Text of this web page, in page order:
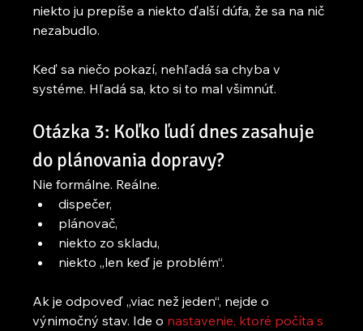
niekto ju prepíše a niekto ďalší dúfa, že sa na nič
nezabudlo.
Keď sa niečo pokazí, nehľadá sa chyba v
systéme. Hľadá sa, kto si to mal všimnúť.
Otázka 3: Koľko ľudí dnes zasahuje
do plánovania dopravy?
Nie formálne. Reálne.
dispečer,
plánovač,
niekto zo skladu,
niekto „len keď je problém“.
Ak je odpoveď „viac než jeden“, nejde o
výnimočný stav. Ide o nastavenie, ktoré počíta s